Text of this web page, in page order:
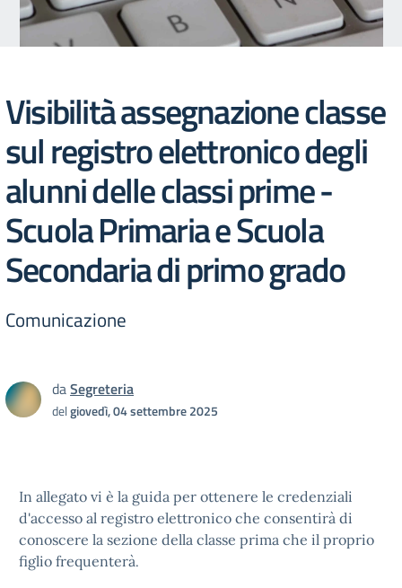
Visibilità assegnazione classe
sul registro elettronico degli
alunni delle classi prime -
Scuola Primaria e Scuola
Secondaria di primo grado
Comunicazione
daSegreteria
delgiovedì, 04 settembre 2025
In allegato vi è la guida per ottenere le credenziali
d'accesso al registro elettronico che consentirà di
conoscere la sezione della classe prima che il proprio
figlio frequenterà.